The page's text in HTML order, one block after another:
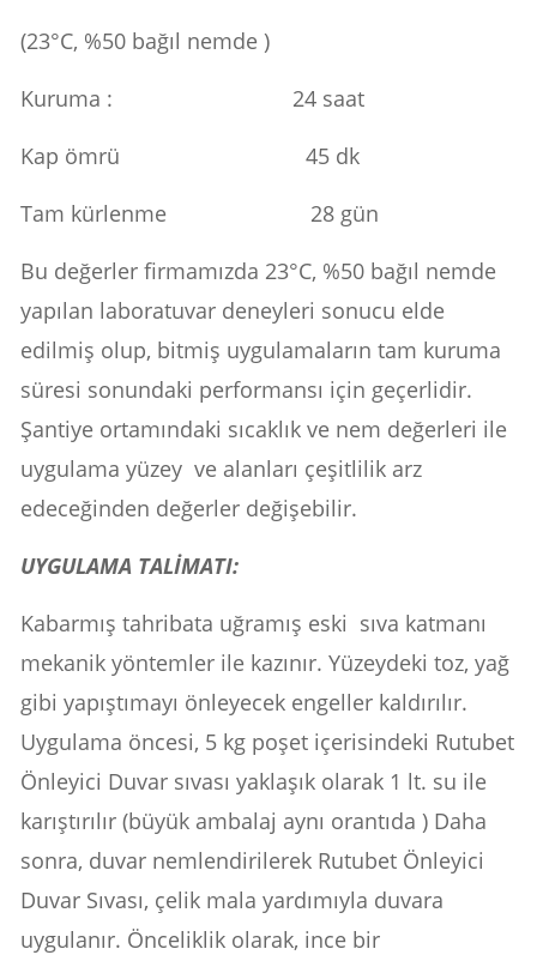
(23°C, %50 bağıl nemde )
Kuruma : 24 saat
Kap ömrü 45 dk
Tam kürlenme 28 gün
Bu değerler firmamızda 23°C, %50 bağıl nemde
yapılan laboratuvar deneyleri sonucu elde
edilmiş olup, bitmiş uygulamaların tam kuruma
süresi sonundaki performansı için geçerlidir.
Şantiye ortamındaki sıcaklık ve nem değerleri ile
uygulama yüzey ve alanları çeşitlilik arz
edeceğinden değerler değişebilir.
UYGULAMA TALİMATI:
Kabarmış tahribata uğramış eski sıva katmanı
mekanik yöntemler ile kazınır. Yüzeydeki toz, yağ
gibi yapıştımayı önleyecek engeller kaldırılır.
Uygulama öncesi, 5 kg poşet içerisindeki Rutubet
Önleyici Duvar sıvası yaklaşık olarak 1 lt. su ile
karıştırılır (büyük ambalaj aynı orantıda ) Daha
sonra, duvar nemlendirilerek Rutubet Önleyici
Duvar Sıvası, çelik mala yardımıyla duvara
uygulanır. Önceliklik olarak, ince bir